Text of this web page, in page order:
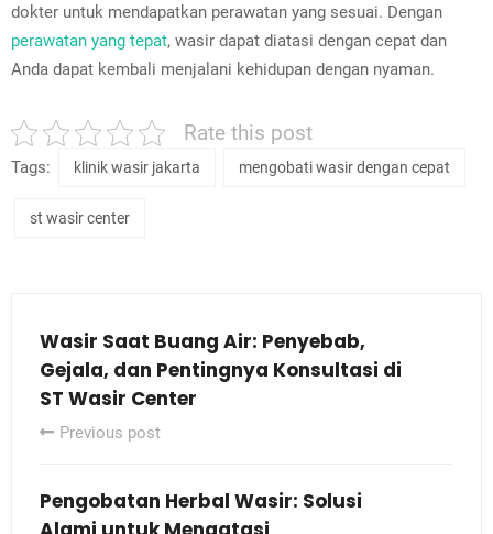
dokter untuk mendapatkan perawatan yang sesuai. Dengan
perawatan yang tepat, wasir dapat diatasi dengan cepat dan
Anda dapat kembali menjalani kehidupan dengan nyaman.
Rate this post
Tags: klinik wasir jakarta mengobati wasir dengan cepat
st wasir center
Wasir Saat Buang Air: Penyebab,
Gejala, dan Pentingnya Konsultasi di
ST Wasir Center
Previous post
Pengobatan Herbal Wasir: Solusi